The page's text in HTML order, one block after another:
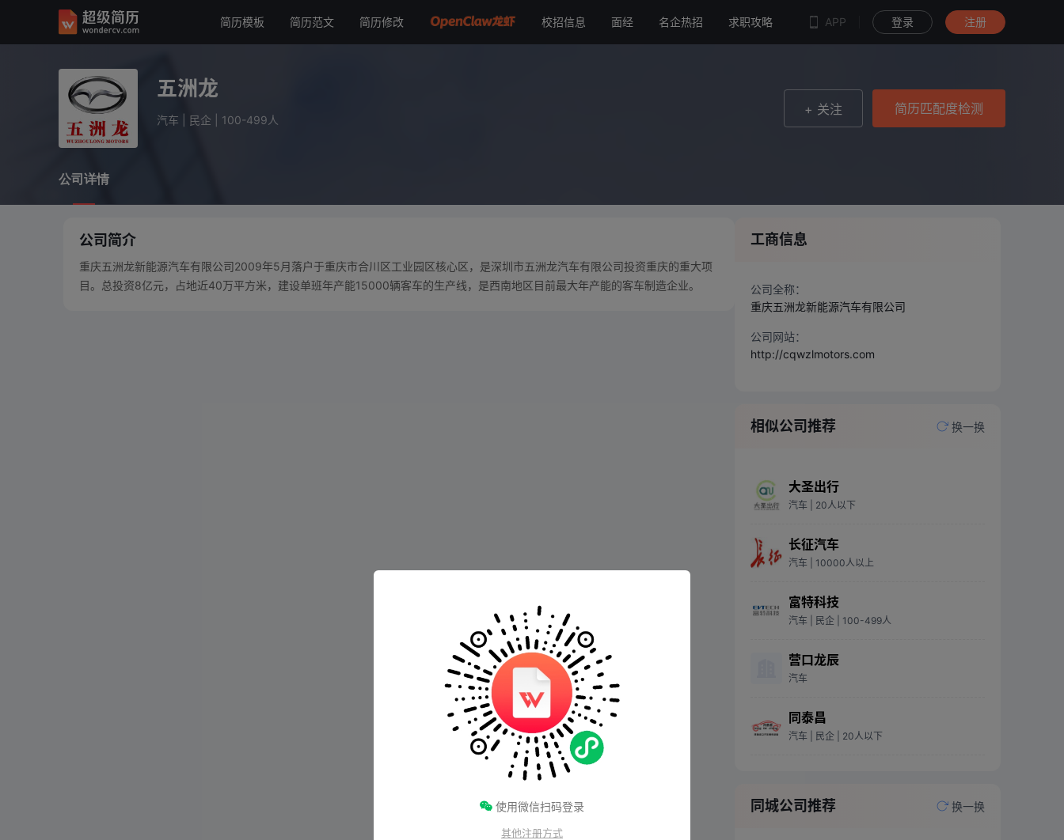
简历模板 简历范文 简历修改 校招信息 面经 名企热招 求职攻略 APP 登录 注册
五洲龙
公司详情 五洲龙
汽车 民企 100-499人
+ 关注 简历匹配度检测
公司详情
公司简介
重庆五洲龙新能源汽车有限公司2009年5月落户于重庆市合川区工业园区核心区，是深圳市五洲龙汽车有限公司投资重庆的重大项
目。总投资8亿元，占地近40万平方米，建设单班年产能15000辆客车的生产线，是西南地区目前最大年产能的客车制造企业。
工商信息
公司全称：
重庆五洲龙新能源汽车有限公司
公司网站：
http://cqwzlmotors.com
相似公司推荐 换一换
大圣出行
汽车 | 20人以下
长征汽车
汽车 | 10000人以上
富特科技
汽车 | 民企 | 100-499人
营口龙辰
汽车
同泰昌
汽车 | 民企 | 20人以下
同城公司推荐 换一换
使用微信扫码登录
其他注册方式